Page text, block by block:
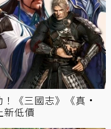
《三國志》《真·
新低價